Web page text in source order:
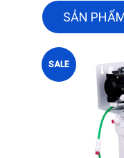
SẢN
SALE